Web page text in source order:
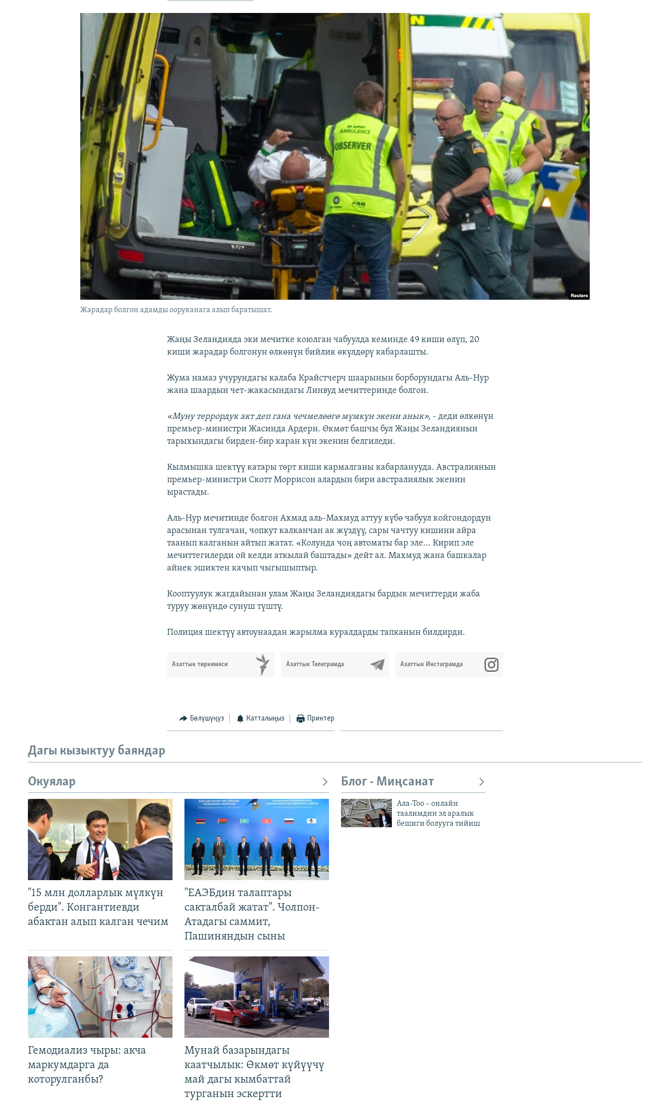
Жарадар болгон адамды ооруканага алып баратышат.
Жаңы Зеландияда эки мечитке коюлган чабуулда кеминде 49 киши өлүп, 20
киши жарадар болгонун өлкөнүн бийлик өкүлдөрү кабарлашты.
Жума намаз учурундагы калаба Крайстчерч шаарынын борборундагы Аль-Нур
жана шаардын чет-жакасындагы Линвуд мечиттеринде болгон.
«Муну террордук акт деп гана чечмелөөгө мүмкүн экени анык», - деди өлкөнүн
премьер-министри Жасинда Ардерн. Өкмөт башчы бул Жаңы Зеландиянын
тарыхындагы бирден-бир каран күн экенин белгиледи.
Кылмышка шектүү катары төрт киши кармалганы кабарланууда. Австралиянын
премьер-министри Скотт Моррисон алардын бири австралиялык экенин
ырастады.
Аль-Нур мечитинде болгон Ахмад аль-Махмуд аттуу күбө чабуул койгондордун
арасынан тулгачан, чопкут калканчан ак жүздүү, сары чачтуу кишини айра
таанып калганын айтып жатат. «Колунда чоң автоматы бар эле... Кирип эле
мечиттегилерди ой келди аткылай баштады» дейт ал. Махмуд жана башкалар
айнек эшиктен качып чыгышыптыр.
Кооптуулук жагдайынан улам Жаңы Зеландиядагы бардык мечиттерди жаба
туруу жөнүндө сунуш түштү.
Полиция шектүү автоунаадан жарылма куралдарды тапканын билдирди.
Азаттык тиркемеси Азаттык Телеграмда Азаттык Инстаграмда
Бөлүшүңүз Катталыңыз Принтер
Дагы кызыктуу баяндар
Окуялар
"15 млн долларлык мүлкүн
берди". Конгантиевди
абактан алып калган чечим
"ЕАЭБдин талаптары
сакталбай жатат". Чолпон-
Атадагы саммит,
Пашиняндын сыны
Гемодиализ чыры: акча
маркумдарга да
которулганбы?
Мунай базарындагы
каатчылык: Өкмөт күйүүчү
май дагы кымбаттай
турганын эскертти
Блог - Миңсанат
Ала-Тоо – онлайн
таалимдин эл аралык
бешиги болууга тийиш